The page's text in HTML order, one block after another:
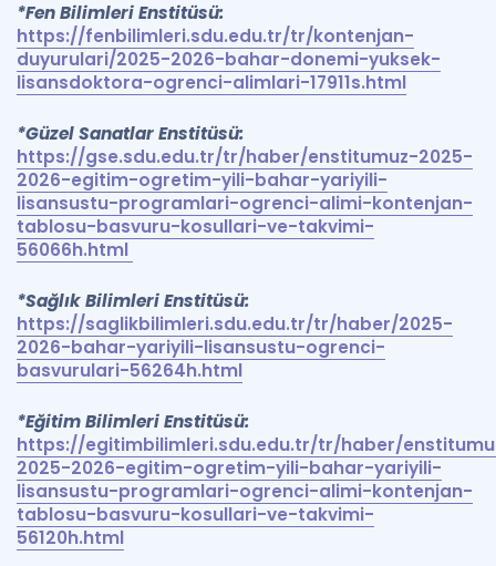
*Fen Bilimleri Enstitüsü:
https://fenbilimleri.sdu.edu.tr/tr/kontenjan-
duyurulari/2025-2026-bahar-donemi-yuksek-
lisansdoktora-ogrenci-alimlari-17911s.html
*Güzel Sanatlar Enstitüsü:
https://gse.sdu.edu.tr/tr/haber/enstitumuz-2025-
2026-egitim-ogretim-yili-bahar-yariyili-
lisansustu-programlari-ogrenci-alimi-kontenjan-
tablosu-basvuru-kosullari-ve-takvimi-
56066h.html
*Sağlık Bilimleri Enstitüsü:
https://saglikbilimleri.sdu.edu.tr/tr/haber/2025-
2026-bahar-yariyili-lisansustu-ogrenci-
basvurulari-56264h.html
*Eğitim Bilimleri Enstitüsü:
https://egitimbilimleri.sdu.edu.tr/tr/haber/
2025-2026-egitim-ogretim-yili-bahar-yariyili-
lisansustu-programlari-ogrenci-alimi-kontenjan-
tablosu-basvuru-kosullari-ve-takvimi-
56120h.html